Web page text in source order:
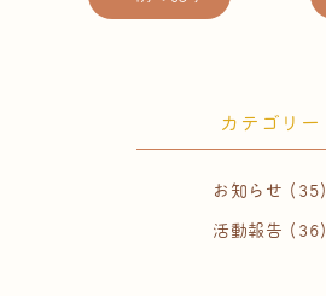
カテゴリー
お知らせ (35)
活動報告 (36)